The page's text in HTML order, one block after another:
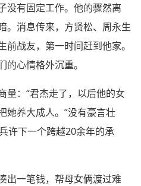
没有固定工作。他的骤然离
。消息传来，方贤松、周永生
战友，第一时间赶到他家。
心情格外沉重。
量：“君杰走了，以后他的女
她养大成人。”没有豪言壮
许下一个跨越20余年的承
出一笔钱，帮母女俩渡过难